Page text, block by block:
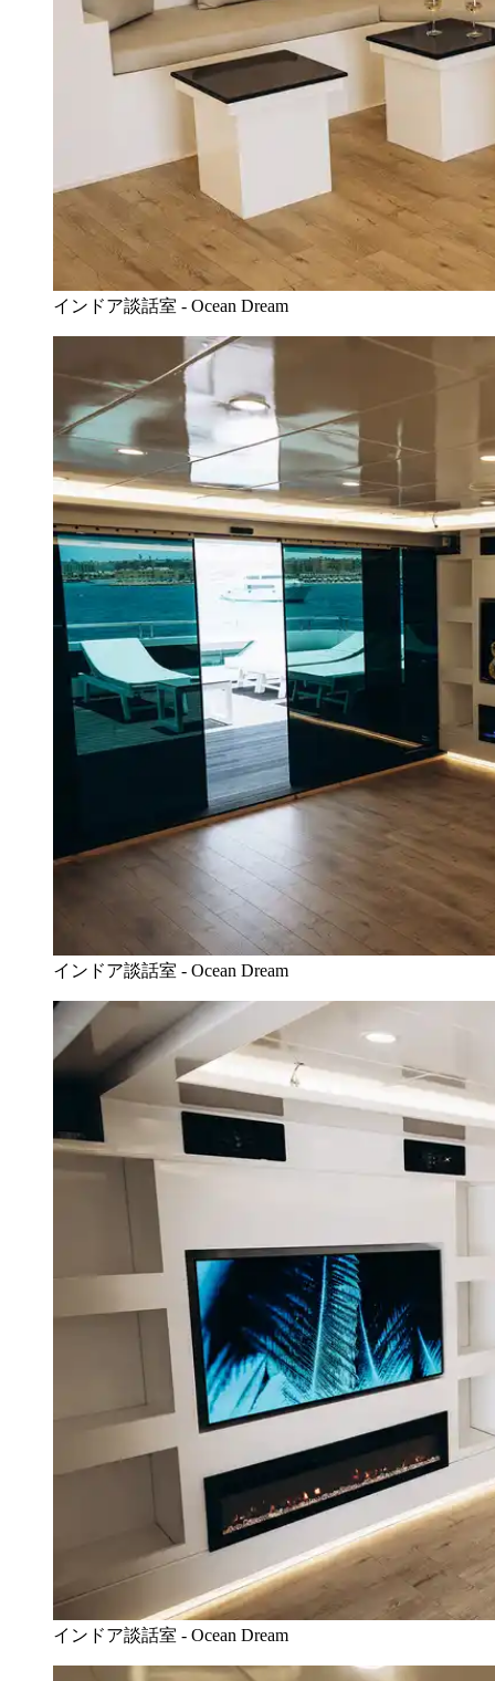
インドア談話室 - Ocean Dream
インドア談話室 - Ocean Dream
インドア談話室 - Ocean Dream